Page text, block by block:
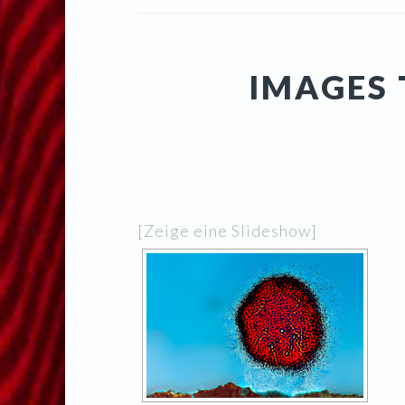
IMAGES
[Zeige eine Slideshow]